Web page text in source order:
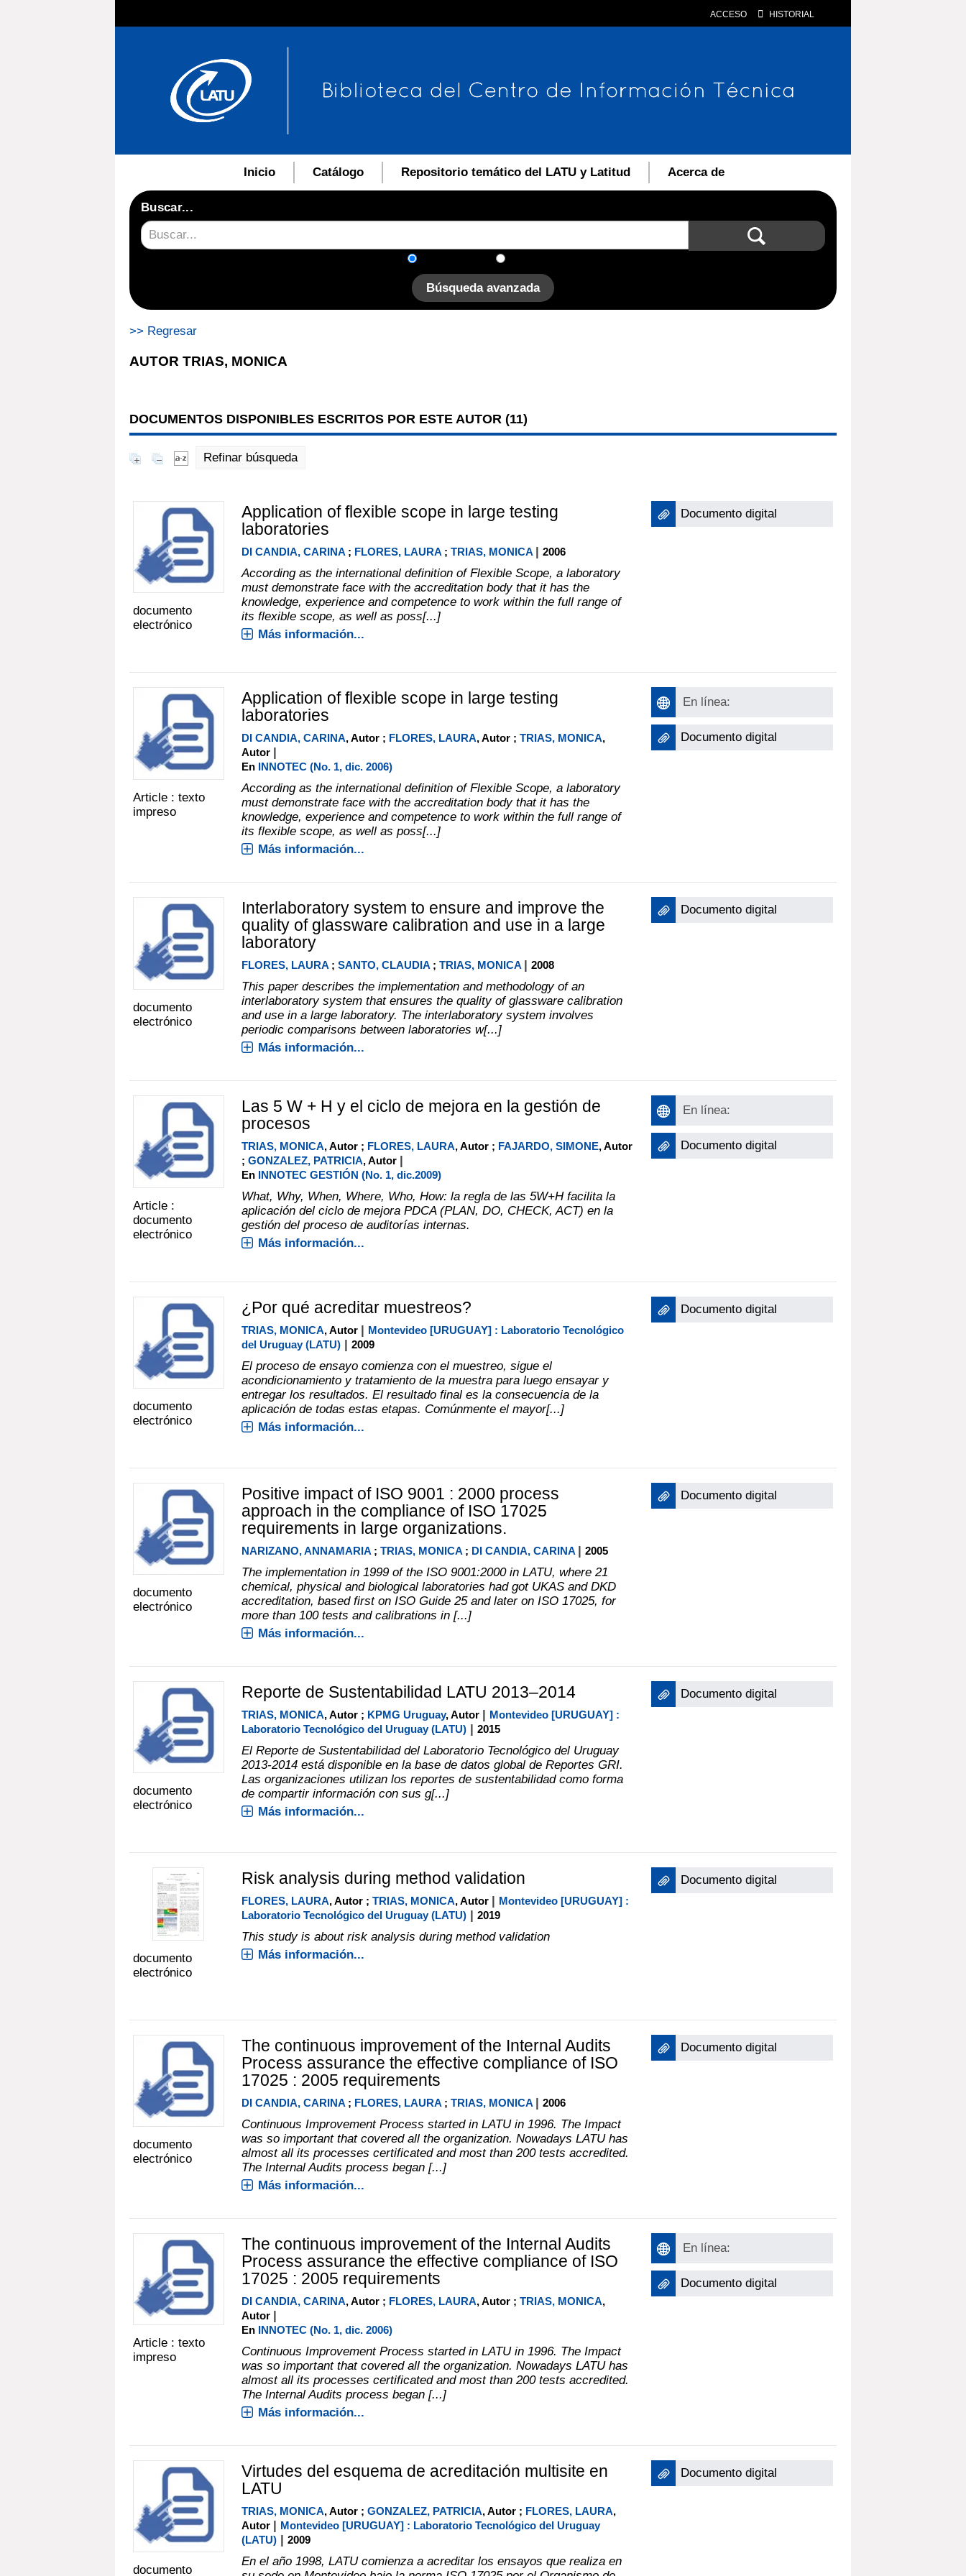
ACCESO HISTORIAL
Inicio Catálogo Repositorio temático del LATU y Latitud Acerca de
Buscar...
Búsqueda avanzada
>> Regresar
AUTOR TRIAS, MONICA
DOCUMENTOS DISPONIBLES ESCRITOS POR ESTE AUTOR (11)
Refinar búsqueda
documento
electrónico
Application of flexible scope in large testing
laboratories
DI CANDIA, CARINA; FLORES, LAURA; TRIAS, MONICA | 2006
According as the international definition of Flexible Scope, a laboratory
must demonstrate face with the accreditation body that it has the
knowledge, experience and competence to work within the full range of
its flexible scope, as well as poss[...]
Más información...
Documento digital
Article : texto
impreso
Application of flexible scope in large testing
laboratories
DI CANDIA, CARINA, Autor ; FLORES, LAURA, Autor ; TRIAS, MONICA,
Autor
En INNOTEC (No. 1, dic. 2006)
According as the international definition of Flexible Scope, a laboratory
must demonstrate face with the accreditation body that it has the
knowledge, experience and competence to work within the full range of
its flexible scope, as well as poss[...]
Más información...
En línea:
Documento digital
documento
electrónico
Interlaboratory system to ensure and improve the
quality of glassware calibration and use in a large
laboratory
FLORES, LAURA; SANTO, CLAUDIA; TRIAS, MONICA 2008
This paper describes the implementation and methodology of an
interlaboratory system that ensures the quality of glassware calibration
and use in a large laboratory. The interlaboratory system involves
periodic comparisons between laboratories w[...]
Más información...
Documento digital
Article :
documento
electrónico
Las 5 W + H y el ciclo de mejora en la gestión de
procesos
TRIAS, MONICA, Autor ; FLORES, LAURA, Autor ; FAJARDO, SIMONE, Autor
; GONZALEZ, PATRICIA, Autor
En INNOTEC GESTIÓN (No. 1, dic.2009)
What, Why, When, Where, Who, How: la regla de las 5W+H facilita la
aplicación del ciclo de mejora PDCA (PLAN, DO, CHECK, ACT) en la
gestión del proceso de auditorías internas.
Más información...
En línea:
Documento digital
documento
electrónico
¿Por qué acreditar muestreos?
TRIAS, MONICA, Autor | Montevideo [URUGUAY] : Laboratorio Tecnológico
del Uruguay (LATU)| 2009
El proceso de ensayo comienza con el muestreo, sigue el
acondicionamiento y tratamiento de la muestra para luego ensayar y
entregar los resultados. El resultado final es la consecuencia de la
aplicación de todas estas etapas. Comúnmente el mayor[...]
Más información...
Documento digital
documento
electrónico
Positive impact of ISO 9001 : 2000 process
approach in the compliance of ISO 17025
requirements in large organizations.
NARIZANO, ANNAMARIA; TRIAS, MONICA; DI CANDIA, CARINA | 2005
The implementation in 1999 of the ISO 9001:2000 in LATU, where 21
chemical, physical and biological laboratories had got UKAS and DKD
accreditation, based first on ISO Guide 25 and later on ISO 17025, for
more than 100 tests and calibrations in [...]
Más información...
Documento digital
documento
electrónico
Reporte de Sustentabilidad LATU 2013–2014
TRIAS, MONICA, Autor ; KPMG Uruguay, Autor | Montevideo [URUGUAY] :
Laboratorio Tecnológico del Uruguay (LATU)| 2015
El Reporte de Sustentabilidad del Laboratorio Tecnológico del Uruguay
2013-2014 está disponible en la base de datos global de Reportes GRI.
Las organizaciones utilizan los reportes de sustentabilidad como forma
de compartir información con sus g[...]
Más información...
Documento digital
documento
electrónico
Risk analysis during method validation
FLORES, LAURA, Autor ; TRIAS, MONICA, Autor | Montevideo [URUGUAY] :
Laboratorio Tecnológico del Uruguay (LATU)| 2019
This study is about risk analysis during method validation
Más información...
Documento digital
documento
electrónico
The continuous improvement of the Internal Audits
Process assurance the effective compliance of ISO
17025 : 2005 requirements
DI CANDIA, CARINA; FLORES, LAURA; TRIAS, MONICA | 2006
Continuous Improvement Process started in LATU in 1996. The Impact
was so important that covered all the organization. Nowadays LATU has
almost all its processes certificated and most than 200 tests accredited.
The Internal Audits process began [...]
Más información...
Documento digital
Article : texto
impreso
The continuous improvement of the Internal Audits
Process assurance the effective compliance of ISO
17025 : 2005 requirements
DI CANDIA, CARINA, Autor ; FLORES, LAURA, Autor ; TRIAS, MONICA,
Autor |
En INNOTEC (No. 1, dic. 2006)
Continuous Improvement Process started in LATU in 1996. The Impact
was so important that covered all the organization. Nowadays LATU has
almost all its processes certificated and most than 200 tests accredited.
The Internal Audits process began [...]
Más información...
En línea:
Documento digital
documento
Virtudes del esquema de acreditación multisite en
LATU
TRIAS, MONICA, Autor ; GONZALEZ, PATRICIA, Autor ; FLORES, LAURA,
Autor | Montevideo [URUGUAY] : Laboratorio Tecnológico del Uruguay
(LATU)| 2009
En el año 1998, LATU comienza a acreditar los ensayos que realiza en
Documento digital